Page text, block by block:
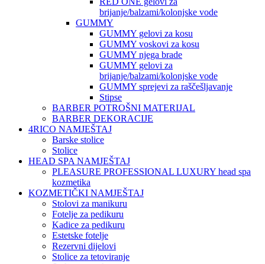
brijanje/balzami/kolonjske vode
GUMMY
GUMMY gelovi za kosu
GUMMY voskovi za kosu
GUMMY njega brade
GUMMY gelovi za
brijanje/balzami/kolonjske vode
GUMMY sprejevi za raščešljavanje
Stipse
BARBER POTROŠNI MATERIJAL
BARBER DEKORACIJE
4RICO NAMJEŠTAJ
Barske stolice
Stolice
HEAD SPA NAMJEŠTAJ
PLEASURE PROFESSIONAL LUXURY head spa
kozmetika
KOZMETIČKI NAMJEŠTAJ
Stolovi za manikuru
Fotelje za pedikuru
Kadice za pedikuru
Estetske fotelje
Rezervni dijelovi
Stolice za tetoviranje